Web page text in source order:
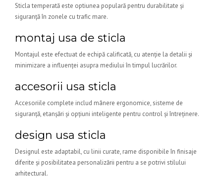
Sticla temperată este optiunea populară pentru durabilitate și
siguranță în zonele cu trafic mare.
montaj usa de sticla
Montajul este efectuat de echipă calificată, cu atenție la detalii și
minimizare a influenței asupra mediului în timpul lucrărilor.
accesorii usa sticla
Accesoriile complete includ mânere ergonomice, sisteme de
siguranță, etanșări și opțiuni inteligente pentru control și întreținere.
design usa sticla
Designul este adaptabil, cu linii curate, rame disponibile în finisaje
diferite și posibilitatea personalizării pentru a se potrivi stilului
arhitectural.